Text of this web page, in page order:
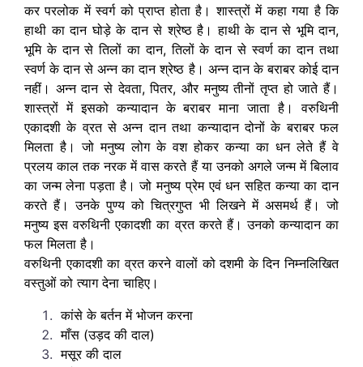
कर परलोक में स्वर्ग को प्राप्त होता है। शास्त्रों में कहा गया है कि
हाथी का दान घोड़े के दान से श्रेष्ठ है। हाथी के दान से भूमि दान,
भूमि के दान से तिलों का दान, तिलों के दान से स्वर्ण का दान तथा
स्वर्ण के दान से अन्न का दान श्रेष्ठ है। अन्न दान के बराबर कोई दान
नहीं। अन्न दान से देवता, पितर, और मनुष्य तीनों तृप्त हो जाते हैं।
शास्त्रों में इसको कन्यादान के बराबर माना जाता है। वरुथिनी
एकादशी के व्रत से अन्न दान तथा कन्यादान दोनों के बराबर फल
मिलता है। जो मनुष्य लोग के वश होकर कन्या का धन लेते हैं वे
प्रलय काल तक नरक में वास करते हैं या उनको अगले जन्म में बिलाव
का जन्म लेना पड़ता है। जो मनुष्य प्रेम एवं धन सहित कन्या का दान
करते हैं। उनके पुण्य को चित्रगुप्त भी लिखने में असमर्थ हैं। जो
मनुष्य इस वरुथिनी एकादशी का व्रत करते हैं। उनको कन्यादान का
फल मिलता है।
वरुथिनी एकादशी का व्रत करने वालों को दशमी के दिन निम्नलिखित
वस्तुओं को त्याग देना चाहिए।
कांसे के बर्तन में भोजन करना
माँस (उड़द की दाल)
मसूर की दाल